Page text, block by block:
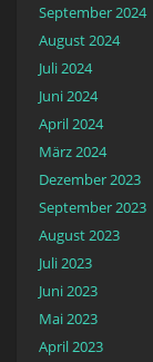
September 2024
August 2024
Juli 2024
Juni 2024
April 2024
März 2024
Dezember 2023
September 2023
August 2023
Juli 2023
Juni 2023
Mai 2023
April 2023